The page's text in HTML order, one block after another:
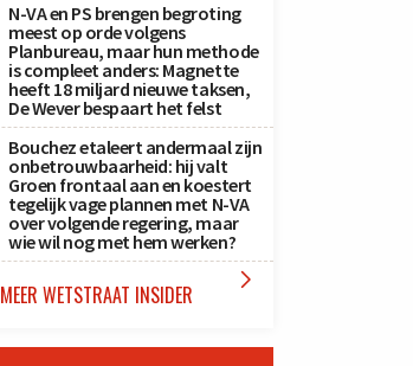
N-VA en PS brengen begroting
meest op orde volgens
Planbureau, maar hun methode
is compleet anders: Magnette
heeft 18 miljard nieuwe taksen,
De Wever bespaart het felst
Bouchez etaleert andermaal zijn
onbetrouwbaarheid: hij valt
Groen frontaal aan en koestert
tegelijk vage plannen met N-VA
over volgende regering, maar
wie wil nog met hem werken?
MEER WETSTRAAT INSIDER 